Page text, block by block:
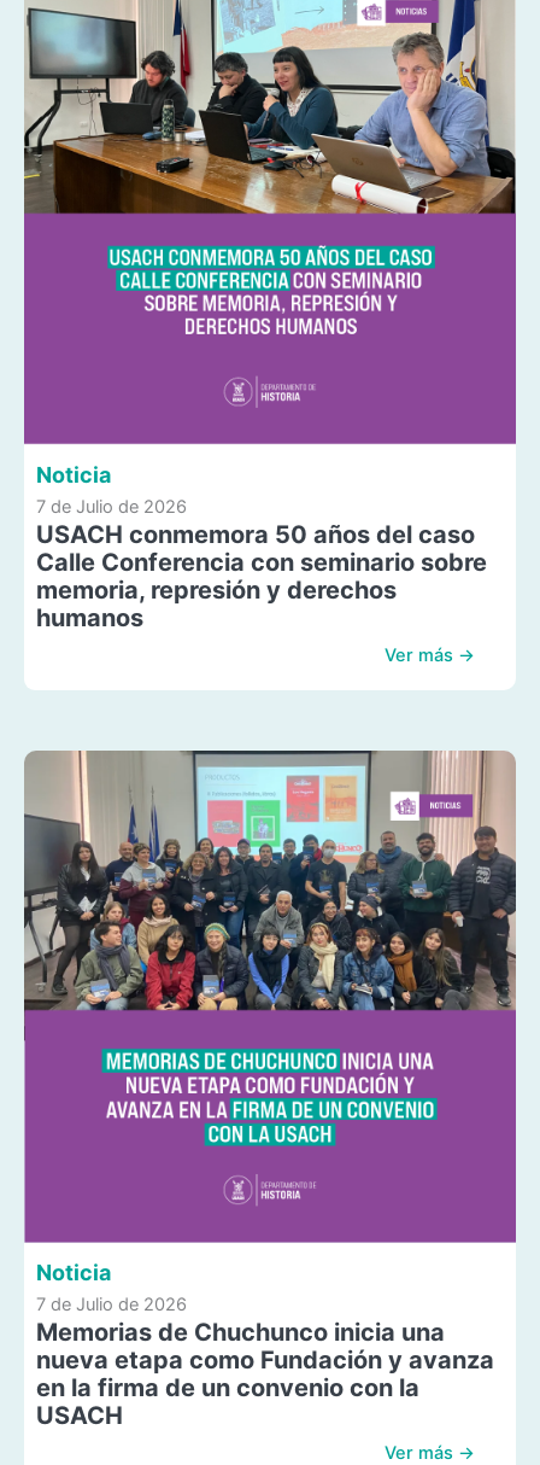
Noticia
7 de Julio de 2026
USACH conmemora 50 años del caso
Calle Conferencia con seminario sobre
memoria, represión y derechos
humanos
Ver más →
Noticia
7 de Julio de 2026
Memorias de Chuchunco inicia una
nueva etapa como Fundación y avanza
en la firma de un convenio con la
USACH
Ver más →